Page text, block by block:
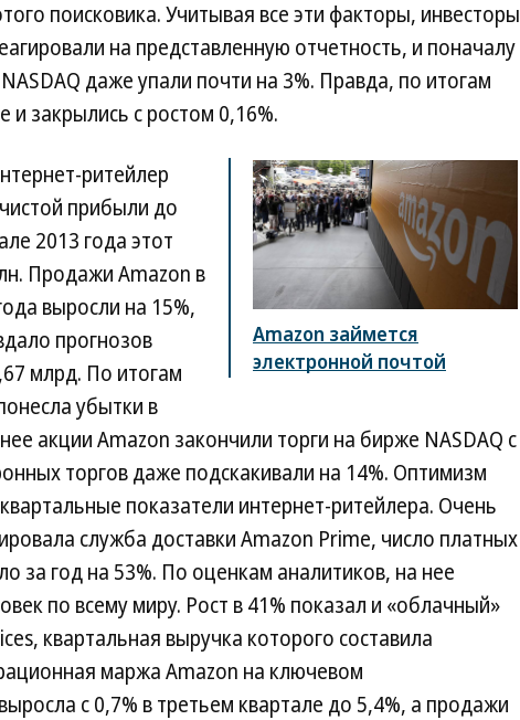
поисковика. Учитывая все эти факторы, инвесторы
на представленную отчетность, и поначалу
даже упали почти на 3%. Правда, по итогам
и закрылись с ростом 0,16%.
Amazon займется
электронной почтой
ритейлер
прибыли до
2013 года этот
Продажи Amazon в
выросли на 15%,
прогнозов
млрд. По итогам
убытки в
акции Amazon закончили торги на бирже NASDAQ с
торгов даже подскакивали на 14%. Оптимизм
показатели интернет-ритейлера. Очень
служба доставки Amazon Prime, число платных
за год на 53%. По оценкам аналитиков, на нее
по всему миру. Рост в 41% показал и «облачный»
квартальная выручка которого составила
маржа Amazon на ключевом
с 0,7% в третьем квартале до 5,4%, а продажи